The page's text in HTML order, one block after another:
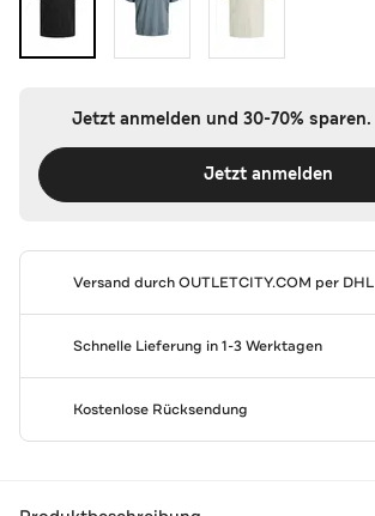
Jetzt anmelden und 30-70% sparen.
Jetzt anmelden
Versand durchOUTLETCITY.COM per DHL
Schnelle Lieferung in 1-3 Werktagen
Kostenlose Rücksendung